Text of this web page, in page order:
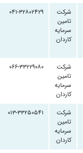
شرکت
تامین
سرمایه
کاردان
۰۴۱-۳۲۸۰۲۴۲۹
شرکت
تامین
سرمایه
کاردان
۰۶۶-۳۳۲۲۹۰۸۰
شرکت
تامین
سرمایه
کاردان
۰۱۳-۳۳۲۵۰۵۴۱